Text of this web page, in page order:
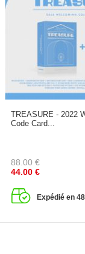
TREASURE - 2022
Code Card...
88.00 €
44.00 €
Expédié en